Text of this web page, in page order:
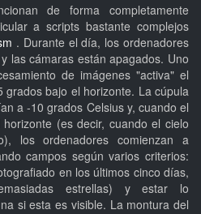
de forma completamente
a scripts bastante complejos
. Durante el día, los ordenadores
las cámaras están apagados. Uno
de imágenes "activa" el
bajo el horizonte. La cúpula
a -10 grados Celsius y, cuando el
(es decir, cuando el cielo
los ordenadores comienzan a
campos según varios criterios:
en los últimos cinco días,
estrellas) y estar lo
si esta es visible. La montura del